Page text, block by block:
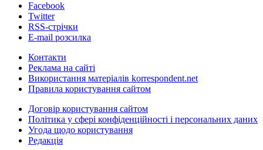
Facebook
Twitter
RSS-стрічки
E-mail розсилка
Контакти
Реклама на сайті
Використання матеріалів korrespondent.net
Правила користування сайтом
Договір користування сайтом
Політика у сфері конфіденційності і персональних даних
Угода щодо користування
Редакція